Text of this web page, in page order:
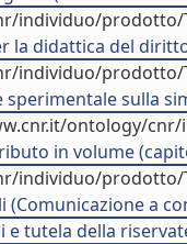
individuo/prodotto/
la didattica del
individuo/prodotto/
sulla
ontology/
in volume
individuo/prodotto/
a
tutela della